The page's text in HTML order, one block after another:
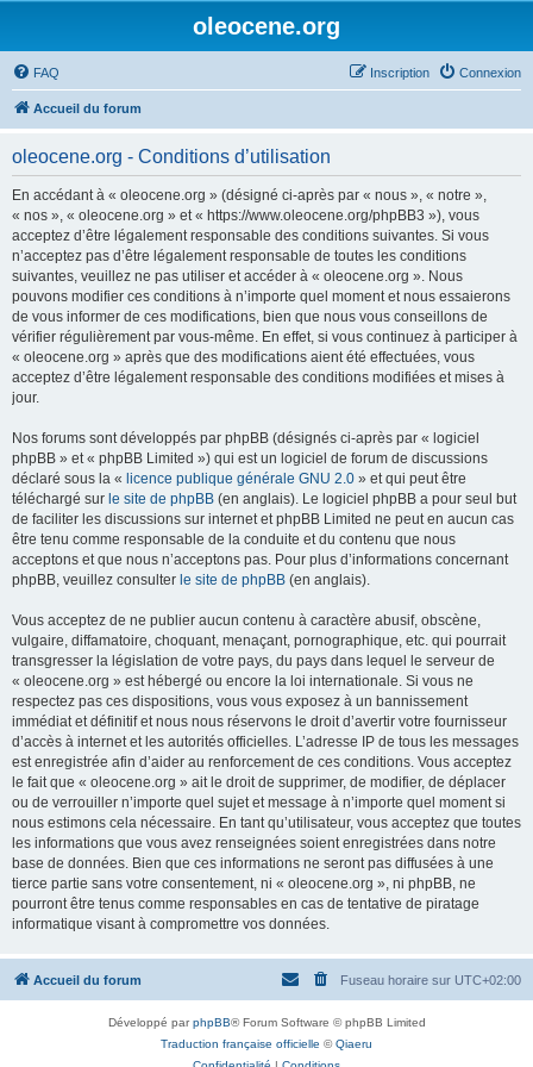
oleocene.org
FAQ Connexion
Inscription
Accueil du forum
oleocene.org - Conditions d’utilisation
En accédant à « oleocene.org » (désigné ci-après par « nous », « notre »,
« nos », « oleocene.org » et « https://www.oleocene.org/phpBB3 »), vous
acceptez d’être légalement responsable des conditions suivantes. Si vous
n’acceptez pas d’être légalement responsable de toutes les conditions
suivantes, veuillez ne pas utiliser et accéder à « oleocene.org ». Nous
pouvons modifier ces conditions à n’importe quel moment et nous essaierons
de vous informer de ces modifications, bien que nous vous conseillons de
vérifier régulièrement par vous-même. En effet, si vous continuez à participer à
« oleocene.org » après que des modifications aient été effectuées, vous
acceptez d’être légalement responsable des conditions modifiées et mises à
jour.
Nos forums sont développés par phpBB (désignés ci-après par « logiciel
phpBB » et « phpBB Limited ») qui est un logiciel de forum de discussions
déclaré sous la « licence publique générale GNU 2.0 » et qui peut être
téléchargé sur le site de phpBB (en anglais). Le logiciel phpBB a pour seul but
de faciliter les discussions sur internet et phpBB Limited ne peut en aucun cas
être tenu comme responsable de la conduite et du contenu que nous
acceptons et que nous n’acceptons pas. Pour plus d’informations concernant
phpBB, veuillez consulter le site de phpBB (en anglais).
Vous acceptez de ne publier aucun contenu à caractère abusif, obscène,
vulgaire, diffamatoire, choquant, menaçant, pornographique, etc. qui pourrait
transgresser la législation de votre pays, du pays dans lequel le serveur de
« oleocene.org » est hébergé ou encore la loi internationale. Si vous ne
respectez pas ces dispositions, vous vous exposez à un bannissement
immédiat et définitif et nous nous réservons le droit d’avertir votre fournisseur
d’accès à internet et les autorités officielles. L’adresse IP de tous les messages
est enregistrée afin d’aider au renforcement de ces conditions. Vous acceptez
le fait que « oleocene.org » ait le droit de supprimer, de modifier, de déplacer
ou de verrouiller n’importe quel sujet et message à n’importe quel moment si
nous estimons cela nécessaire. En tant qu’utilisateur, vous acceptez que toutes
les informations que vous avez renseignées soient enregistrées dans notre
base de données. Bien que ces informations ne seront pas diffusées à une
tierce partie sans votre consentement, ni « oleocene.org », ni phpBB, ne
pourront être tenus comme responsables en cas de tentative de piratage
informatique visant à compromettre vos données.
Accueil du forum Fuseau horaire sur UTC+02:00
Développé parphpBB® Forum Software © phpBB Limited
Traduction française officielle ©Qiaeru